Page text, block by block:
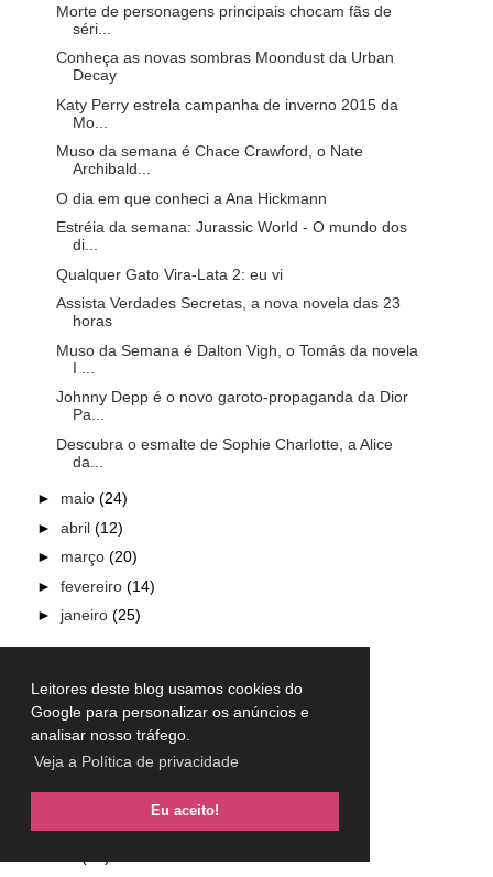
Leitores deste blog usamos cookies do
Google para personalizar os anúncios e
analisar nosso tráfego.
Veja a Política de privacidade
Eu aceito!
Morte de personagens principais chocam fãs de
séri...
Conheça as novas sombras Moondust da Urban
Decay
Katy Perry estrela campanha de inverno 2015 da
Mo...
Muso da semana é Chace Crawford, o Nate
Archibald...
O dia em que conheci a Ana Hickmann
Estréia da semana: Jurassic World - O mundo dos
di...
Qualquer Gato Vira-Lata 2: eu vi
Assista Verdades Secretas, a nova novela das 23
horas
Muso da Semana é Dalton Vigh, o Tomás da novela
I ...
Johnny Depp é o novo garoto-propaganda da Dior
Pa...
Descubra o esmalte de Sophie Charlotte, a Alice
da...
► maio (24)
► abril (12)
► março (20)
► fevereiro (14)
► janeiro (25)
►2014(240)
►
2013
(157)
►2012 (101)
►2011(33)
►2010 (24)
►2009(28)
►2008(24)